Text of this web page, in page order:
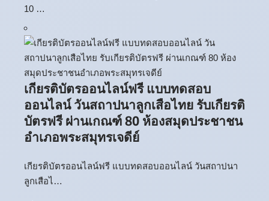
10 …
เกียรติบัตรออนไลน์ฟรี แบบทดสอบ
ออนไลน์ วันสถาปนาลูกเสือไทย รับเกียรติ
บัตรฟรี ผ่านเกณฑ์ 80 ห้องสมุดประชาชน
อำเภอพระสมุทรเจดีย์
เกียรติบัตรออนไลน์ฟรี แบบทดสอบออนไลน์ วันสถาปนา
ลูกเสือไ…